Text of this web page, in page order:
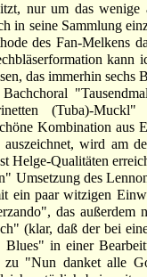
nur um das wenige
in seine Sammlung
des Fan-Melkens
kann
das immerhin sechs
(Tuba)-Muckl"
Kombination aus
wird am
Helge-Qualitäten
Umsetzung des
ein paar witzigen
das außerdem
(klar, daß der bei
Blues" in einer
zu "Nun danket alle